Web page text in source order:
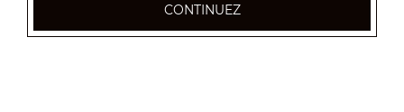
(4 nems maisons,4 nems tao, 4 beignets de crevettes, 4
samoussas)
CONTINUEZ